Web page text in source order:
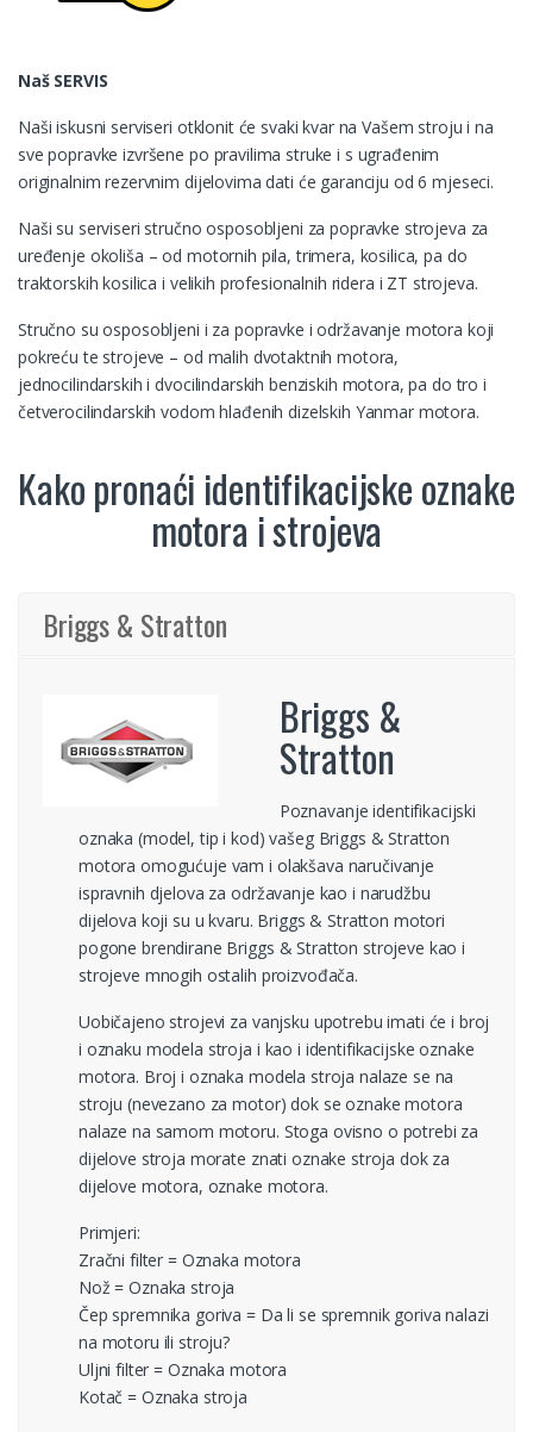
Naš SERVIS
Naši iskusni serviseri otklonit će svaki kvar na Vašem stroju i na
sve popravke izvršene po pravilima struke i s ugrađenim
originalnim rezervnim dijelovima dati će garanciju od 6 mjeseci.
Naši su serviseri stručno osposobljeni za popravke strojeva za
uređenje okoliša – od motornih pila, trimera, kosilica, pa do
traktorskih kosilica i velikih profesionalnih ridera i ZT strojeva.
Stručno su osposobljeni i za popravke i održavanje motora koji
pokreću te strojeve – od malih dvotaktnih motora,
jednocilindarskih i dvocilindarskih benziskih motora, pa do tro i
četverocilindarskih vodom hlađenih dizelskih Yanmar motora.
Kako pronaći identifikacijske oznake
motora i strojeva
Briggs & Stratton
Briggs &
Stratton
Poznavanje identifikacijski
oznaka (model, tip i kod) vašeg Briggs & Stratton
motora omogućuje vam i olakšava naručivanje
ispravnih djelova za održavanje kao i narudžbu
dijelova koji su u kvaru. Briggs & Stratton motori
pogone brendirane Briggs & Stratton strojeve kao i
strojeve mnogih ostalih proizvođača.
Uobičajeno strojevi za vanjsku upotrebu imati će i broj
i oznaku modela stroja i kao i identifikacijske oznake
motora. Broj i oznaka modela stroja nalaze se na
stroju (nevezano za motor) dok se oznake motora
nalaze na samom motoru. Stoga ovisno o potrebi za
dijelove stroja morate znati oznake stroja dok za
dijelove motora, oznake motora.
Primjeri:
Zračni filter = Oznaka motora
Nož = Oznaka stroja
Čep spremnika goriva = Da li se spremnik goriva nalazi
na motoru ili stroju?
Uljni filter = Oznaka motora
Kotač = Oznaka stroja